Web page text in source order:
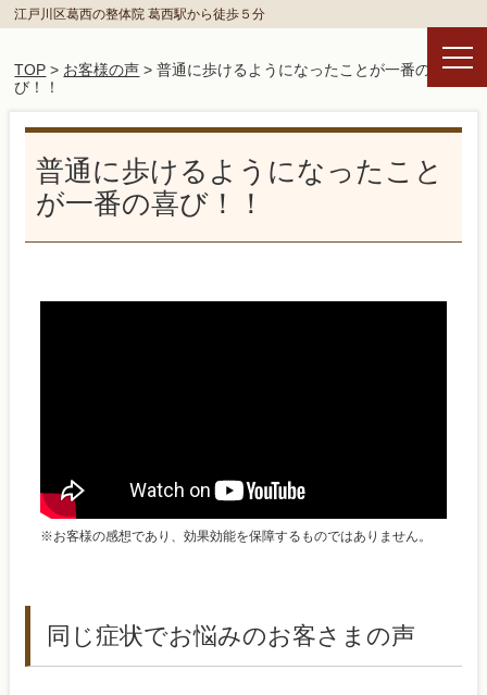
江戸川区葛西の整体院 葛西駅から徒歩５分
TOP > お客様の声 > 普通に歩けるようになったことが一番の喜
び！！
普通に歩けるようになったこと
が一番の喜び！！
※お客様の感想であり、効果効能を保障するものではありません。
同じ症状でお悩みのお客さまの声